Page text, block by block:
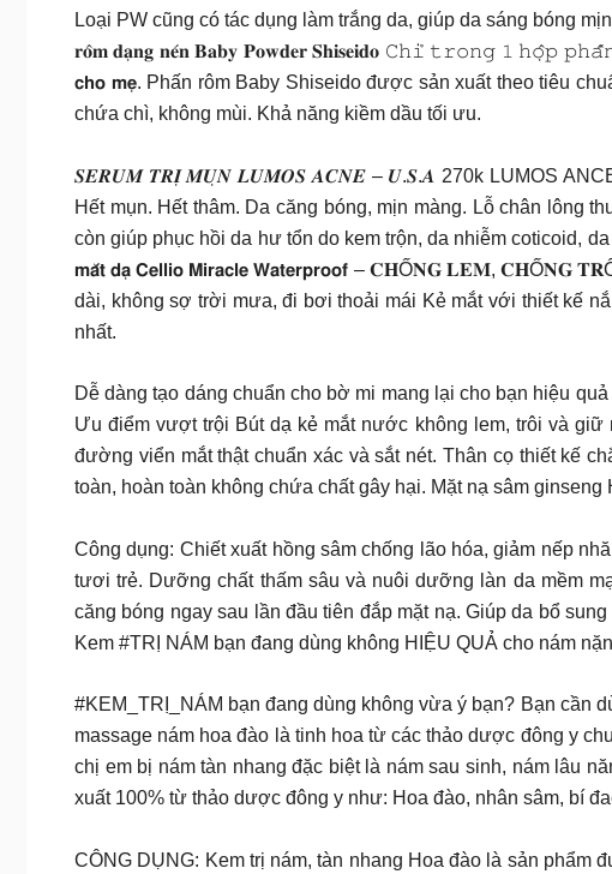
Loại PW cũng có tác dụng làm trắng da, giúp da sáng bóng
𝐫𝐨̂𝐦 𝐝𝐚̣𝐧𝐠 𝐧𝐞́𝐧 𝐁𝐚𝐛𝐲 𝐏𝐨𝐰𝐝𝐞𝐫 𝐒𝐡𝐢𝐬𝐞𝐢𝐝𝐨 𝙲𝚑𝚒̉ 𝚝𝚛𝚘𝚗𝚐 𝟷 𝚑𝚘̣̂𝚙
𝗰𝗵𝗼 𝗺𝗲̣. Phấn rôm Baby Shiseido được sản xuất theo tiêu
chứa chì, không mùi. Khả năng kiềm dầu tối ưu.
𝑺𝑬𝑹𝑼𝑴 𝑻𝑹𝑰̣ 𝑴𝑼̣𝑵 𝑳𝑼𝑴𝑶𝑺 𝑨𝑪𝑵𝑬 – 𝑼.𝑺.𝑨 270k LUMOS ANCE
Hết mụn. Hết thâm. Da căng bóng, mịn màng. Lỗ chân lông
còn giúp phục hồi da hư tổn do kem trộn, da nhiễm coticoid,
𝗺𝗮̆́𝘁 𝗱𝗮̣ 𝗖𝗲𝗹𝗹𝗶𝗼 𝗠𝗶𝗿𝗮𝗰𝗹𝗲 𝗪𝗮𝘁𝗲𝗿𝗽𝗿𝗼𝗼𝗳 – 𝐂𝐇Ố𝐍𝐆 𝐋𝐄𝐌, 𝐂𝐇Ố𝐍𝐆
dài, không sợ trời mưa, đi bơi thoải mái Kẻ mắt với thiết kế
nhất.
Dễ dàng tạo dáng chuẩn cho bờ mi mang lại cho bạn hiệu
Ưu điểm vượt trội Bút dạ kẻ mắt nước không lem, trôi và
đường viển mắt thật chuẩn xác và sắt nét. Thân cọ thiết kế
toàn, hoàn toàn không chứa chất gây hại. Mặt nạ sâm ginseng
Công dụng: Chiết xuất hồng sâm chống lão hóa, giảm nếp
tươi trẻ. Dưỡng chất thấm sâu và nuôi dưỡng làn da mềm
căng bóng ngay sau lần đầu tiên đắp mặt nạ. Giúp da bổ
Kem #TRỊ NÁM bạn đang dùng không HIỆU QUẢ cho nám
#KEM_TRỊ_NÁM bạn đang dùng không vừa ý bạn? Bạn cần
massage nám hoa đào là tinh hoa từ các thảo dược đông y
chị em bị nám tàn nhang đặc biệt là nám sau sinh, nám lâu
xuất 100% từ thảo dược đông y như: Hoa đào, nhân sâm, bí
CÔNG DỤNG: Kem trị nám, tàn nhang Hoa đào là sản phẩm